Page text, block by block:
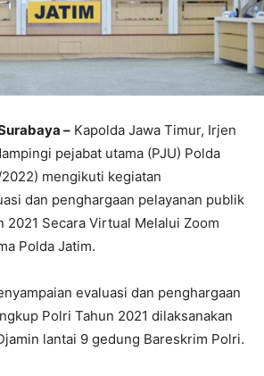
– Kapolda Jawa Timur, Irjen
pejabat utama (PJU) Polda
mengikuti kegiatan
dan penghargaan pelayanan publik
2021 Secara Virtual Melalui Zoom
Polda Jatim.
evaluasi dan penghargaan
Polri Tahun 2021 dilaksanakan
lantai 9 gedung Bareskrim Polri.